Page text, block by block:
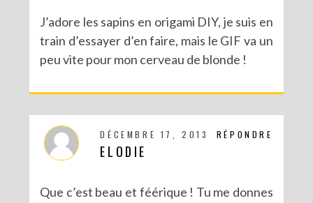
J’adore les sapins en origami DIY, je suis en
train d’essayer d’en faire, mais le GIF va un
peu vite pour mon cerveau de blonde !
RÉPONDRE
DÉCEMBRE 17, 2013
ELODIE
Que c’est beau et féérique ! Tu me donnes